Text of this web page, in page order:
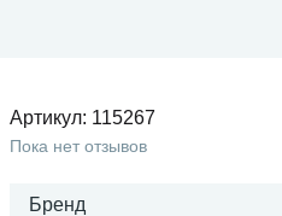
Артикул: 115267
Пока нет отзывов
Бренд